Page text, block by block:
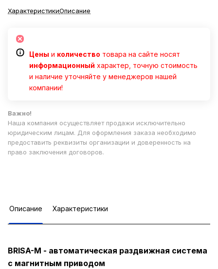
ХарактеристикиОписание
Цены и количество товара на сайте носят
информационный характер, точную стоимость
и наличие уточняйте у менеджеров нашей
компании!
Важно!
Наша компания осуществляет продажи исключительно
юридическим лицам. Для оформления заказа необходимо
предоставить реквизиты организации и доверенность на
право заключения договоров.
Описание Характеристики
BRISA-M - автоматическая раздвижная система
с магнитным приводом